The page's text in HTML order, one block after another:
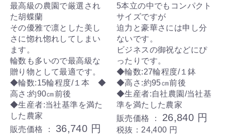
最高級の農園で厳選され
た胡蝶蘭
その優雅で凛とした美し
さに惚れ惚れしてしまい
ます。
輪数も多いので最高級な
贈り物として最適です。
◆輪数:15輪程度/１本 ◆
高さ:約90㎝前後
◆生産者:当社基準を満た
した農家
販売価格 ： 36,740 円
5本立の中でもコンパクト
サイズですが
迫力と豪華さには申し分
ないです。
ビジネスの御祝などにぴ
ったりです。
◆輪数:27輪程度/１鉢
◆高さ:約95㎝前後
◆生産者:自社農園/当社基
準を満たした農家
販売価格 ： 26,840 円
税抜：24,400 円